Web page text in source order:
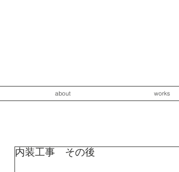
about works
内装工事 その後